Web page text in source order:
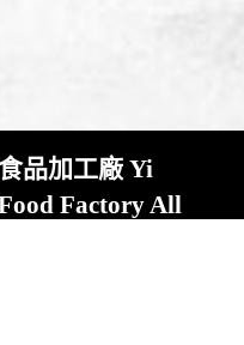
品加工廠 Yi
Factory All